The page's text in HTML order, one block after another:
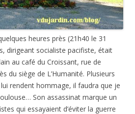
heures près (21h40 le 31
dirigeant socialiste pacifiste, était
au café du Croissant, rue de
du siège de L’Humanité. Plusieurs
rendent hommage, il faudra que je
Son assassinat marque un
qui essayaient d’éviter la guerre